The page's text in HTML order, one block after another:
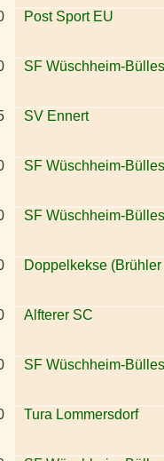
Post Sport EU
SF Wüschheim-
SV Ennert
SF Wüschheim-
SF Wüschheim-
Doppelkekse (Brühler
Alfterer SC
SF Wüschheim-
Tura Lommersdorf